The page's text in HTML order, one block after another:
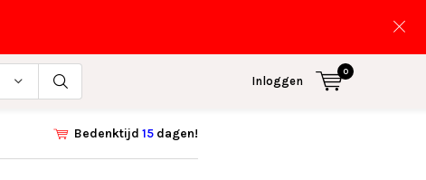
Inloggen
0
Bedenktijd 15 dagen!